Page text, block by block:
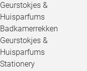
Geurstokjes &
Huisparfums
Badkamerrekken
Geurstokjes &
Huisparfums
Stationery